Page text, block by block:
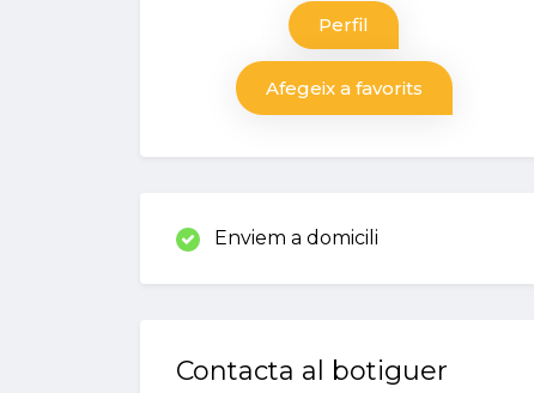
Perfil
Afegeix a favorits
Enviem a domicili
Contacta al botiguer